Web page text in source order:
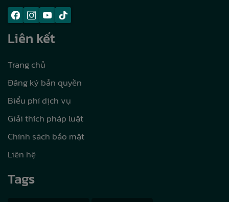
Liên kết
Trang chủ
Đăng ký bản quyền
Biểu phí dịch vụ
Giải thích pháp luật
Chính sách bảo mật
Liên hệ
Tags